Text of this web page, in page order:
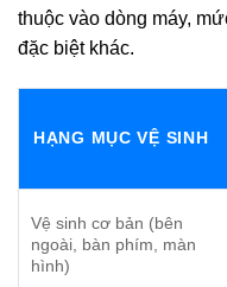
thuộc vào dòng máy,
đặc biệt khác.
HẠNG MỤC VỆ SINH
Vệ sinh cơ bản (bên
ngoài, bàn phím, màn
hình)